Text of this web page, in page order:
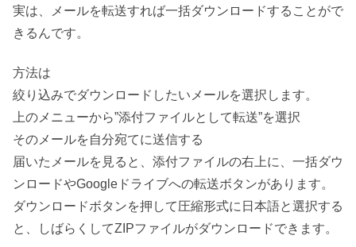
実は、メールを転送すれば一括ダウンロードすることがで
きるんです。
方法は
絞り込みでダウンロードしたいメールを選択します。
上のメニューから”添付ファイルとして転送”を選択
そのメールを自分宛てに送信する
届いたメールを見ると、添付ファイルの右上に、一括ダウ
ンロードやGoogleドライブへの転送ボタンがあります。
ダウンロードボタンを押して圧縮形式に日本語と選択する
と、しばらくしてZIPファイルがダウンロードできます。